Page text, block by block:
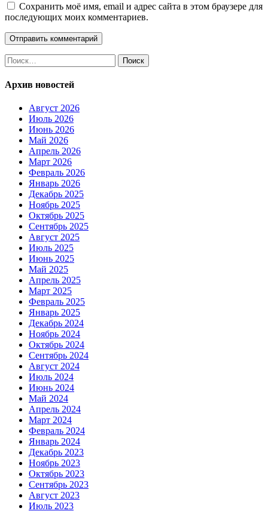
Сохранить моё имя, email и адрес сайта в этом браузере для
последующих моих комментариев.
Найти:
Архив новостей
Август 2026
Июль 2026
Июнь 2026
Май 2026
Апрель 2026
Март 2026
Февраль 2026
Январь 2026
Декабрь 2025
Ноябрь 2025
Октябрь 2025
Сентябрь 2025
Август 2025
Июль 2025
Июнь 2025
Май 2025
Апрель 2025
Март 2025
Февраль 2025
Январь 2025
Декабрь 2024
Ноябрь 2024
Октябрь 2024
Сентябрь 2024
Август 2024
Июль 2024
Июнь 2024
Май 2024
Апрель 2024
Март 2024
Февраль 2024
Январь 2024
Декабрь 2023
Ноябрь 2023
Октябрь 2023
Сентябрь 2023
Август 2023
Июль 2023